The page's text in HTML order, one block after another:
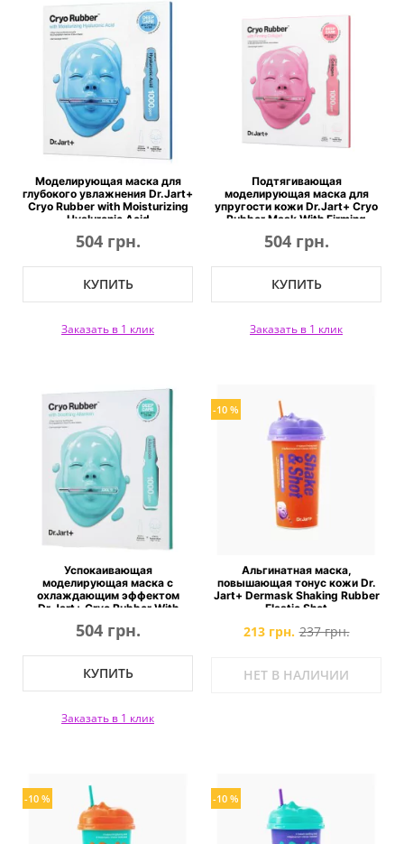
Моделирующая маска для
глубокого увлажнения Dr.Jart+
Cryo Rubber with Moisturizing
Hyaluronic Acid
504 грн.
КУПИТЬ
Заказать в 1 клик
Подтягивающая
моделирующая маска для
упругости кожи Dr.Jart+ Cryo
Rubber Mask With Firming
504 грн.
КУПИТЬ
Заказать в 1 клик
Успокаивающая
моделирующая маска с
охлаждающим эффектом
Dr.Jart+ Cryo Rubber With
504 грн.
КУПИТЬ
Заказать в 1 клик
-10 %
Альгинатная маска,
повышающая тонус кожи Dr.
Jart+ Dermask Shaking Rubber
Elastic Shot
213 грн. 237 грн.
НЕТ В НАЛИЧИИ
-10 % -10 %